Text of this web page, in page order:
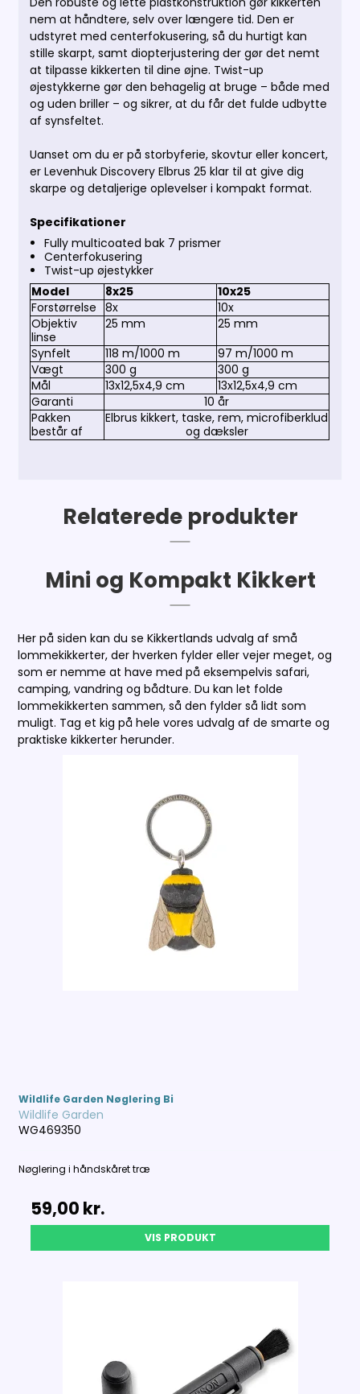
nem at håndtere, selv over længere tid. Den er
udstyret med centerfokusering, så du hurtigt kan
stille skarpt, samt diopterjustering der gør det nemt
at tilpasse kikkerten til dine øjne. Twist-up
øjestykkerne gør den behagelig at bruge – både med
og uden briller – og sikrer, at du får det fulde udbytte
af synsfeltet.
Uanset om du er på storbyferie, skovtur eller koncert,
er Levenhuk Discovery Elbrus 25 klar til at give dig
skarpe og detaljerige oplevelser i kompakt format.
Specifikationer
Fully multicoated bak 7 prismer
Centerfokusering
Twist-up øjestykker
Model
8x25
10x25
Forstørrelse
8x
10x
Objektiv
linse
25 mm
25 mm
Synfelt
118 m/1000 m
97 m/1000 m
Vægt
300 g
300 g
Mål
13x12,5x4,9 cm
13x12,5x4,9 cm
Garanti
10 år
Pakken
består af
Elbrus kikkert, taske, rem, microfiberklud
og dæksler
Relaterede produkter
Mini og Kompakt Kikkert
Her på siden kan du se Kikkertlands udvalg af små
lommekikkerter, der hverken fylder eller vejer meget, og
som er nemme at have med på eksempelvis safari,
camping, vandring og bådture. Du kan let folde
lommekikkerten sammen, så den fylder så lidt som
muligt. Tag et kig på hele vores udvalg af de smarte og
praktiske kikkerter herunder.
Wildlife Garden Nøglering Bi
Wildlife Garden
WG469350
Nøglering i håndskåret træ
59,00 kr.
VIS PRODUKT